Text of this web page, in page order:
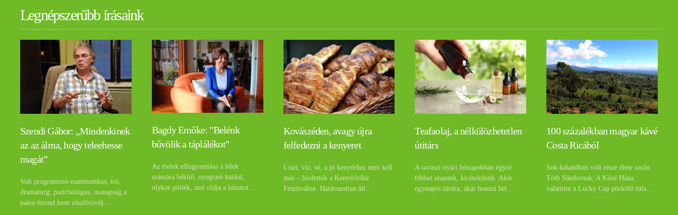
Legnépszerűbb írásaink
Szendi Gábor: „Mindenkinek
az az álma, hogy teleehesse
magát”
Volt programozó-matematikus, író,
dramaturg, pszichológus, manapság a
paleo étrend honi zászlóvivőj…
Bagdy Emőke: "Belénk
bűvölik a táplálékot"
Az ételek elfogyasztása a lélek
számára békítő, nyugtató hatású,
olykor pótlék, ami oldja a bánatot…
Kovászéden, avagy újra
felfedezni a kenyeret
Liszt, víz, só, a jó kenyérhez nem kell
más – hirdették a Kenyérlelke
Fesztiválon. Határozottan áll…
Teafaolaj, a nélkülözhetetlen
útitárs
A tavaszi-nyári hónapokban egyre
többet utazunk, kirándulunk. Akár
egynapos túrára, akár hosszú hét…
100 százalékban magyar kávé
Costa Ricából
Sok kalandban volt része élete során
Tóth Sándornak, A Kávé Háza,
valamint a Lucky Cap pörkölő tula…